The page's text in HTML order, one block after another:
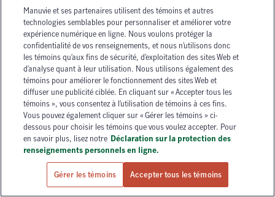
Manufacturers qu’elle et ses sociétés affiliées utilisent sous licence. © La Compagnie
d’Assurance-Vie Manufacturers, 2026. Tous droits réservés. Manuvie, P.O. Box 670,
STN Waterloo, Waterloo, Ontario N2J 4B8.
has context menu
Manuvie et ses partenaires utilisent des témoins et autres
technologies semblables pour personnaliser et améliorer votre
expérience numérique en ligne. Nous voulons protéger la
confidentialité de vos renseignements, et nous n’utilisons donc
les témoins qu’aux fins de sécurité, d’exploitation des sites Web et
d’analyse quant à leur utilisation. Nous utilisons également des
témoins pour améliorer le fonctionnement des sites Web et
diffuser une publicité ciblée. En cliquant sur « Accepter tous les
témoins », vous consentez à l’utilisation de témoins à ces fins.
Vous pouvez également cliquer sur « Gérer les témoins » ci-
dessous pour choisir les témoins que vous voulez accepter. Pour
en savoir plus, lisez notre Déclaration sur la protection des
renseignements personnels en ligne.
Gérer les témoins Accepter tous les témoins